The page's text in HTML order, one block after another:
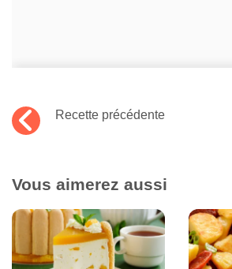
Recette précédente
Vous aimerez aussi